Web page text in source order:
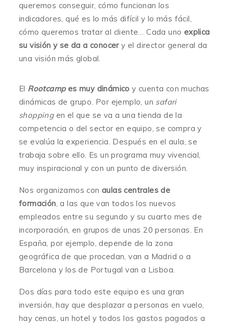
queremos conseguir, cómo funcionan los
indicadores, qué es lo más difícil y lo más fácil,
cómo queremos tratar al cliente… Cada uno explica
su visión y se da a conocery el director general da
una visión más global.
El Rootcampes muy dinámico y cuenta con muchas
dinámicas de grupo. Por ejemplo, un safari
shoppingen el que se va a una tienda de la
competencia o del sector en equipo, se compra y
se evalúa la experiencia. Después en el aula, se
trabaja sobre ello. Es un programa muy vivencial,
muy inspiracional y con un punto de diversión.
Nos organizamos con aulas centrales de
formación, a las que van todos los nuevos
empleados entre su segundo y su cuarto mes de
incorporación, en grupos de unas 20 personas. En
España, por ejemplo, depende de la zona
geográfica de que procedan, van a Madrid o a
Barcelona y los de Portugal van a Lisboa.
Dos días para todo este equipo es una gran
inversión, hay que desplazar a personas en vuelo,
hay cenas, un hotel y todos los gastos pagados a